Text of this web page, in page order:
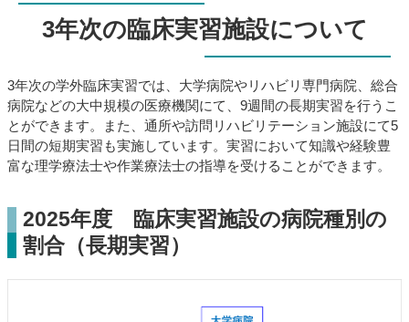
3年次の臨床実習施設について
3年次の学外臨床実習では、大学病院やリハビリ専門病院、総合
病院などの大中規模の医療機関にて、9週間の長期実習を行うこ
とができます。また、通所や訪問リハビリテーション施設にて5
日間の短期実習も実施しています。実習において知識や経験豊
富な理学療法士や作業療法士の指導を受けることができます。
2025年度 臨床実習施設の病院種別の
割合（長期実習）